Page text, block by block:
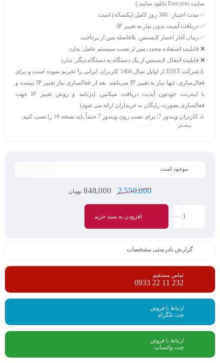
سایت Eset.com دانلود نمایید.)
✅ مدت اعتبار :
✅ دریافت آپدیت بدون نیاز به تغییر IP
✅ زمان آغاز اعتبار لایسنس: بلافاصله پس از پرداخت
❌ قابلیت استفاده مجدد، پس از نصب سیستم عامل: ندارد
❌ قابلیت انتقال لایسنس از یک دستگاه به دستگاه دیگر: ندارد
⚠️
شرکت ESET از اوایل سال 1404 کاربران ایرانی را تحریم نموده است و برای
فعال‌سازی، تنها نیاز به تغییر IP می‌باشد. بعد از فعالسازی نیاز تغییر IP نیست و
با اینترنت خودتون آپدیت دریافت میکنین.
(برنامه و روش تغییر IP جهت
فعالسازی بصورت رایگان به خریداران ارائه می شود)
⚠️ کاربران ویندوز 7:
برای نصب روی ویندوز 7 حتماً باید نسخه 16 را نصب کنید.
بیشـتر
موجود است
2,550,000
848,000 تومان
افزودن به سبد خرید
گزارش نادرستی مشخصات
تماس مستقیم
232 11 22 0933
ارتباط با فروش
چت تلگرام
ارتباط با فروش
چت واتساپ